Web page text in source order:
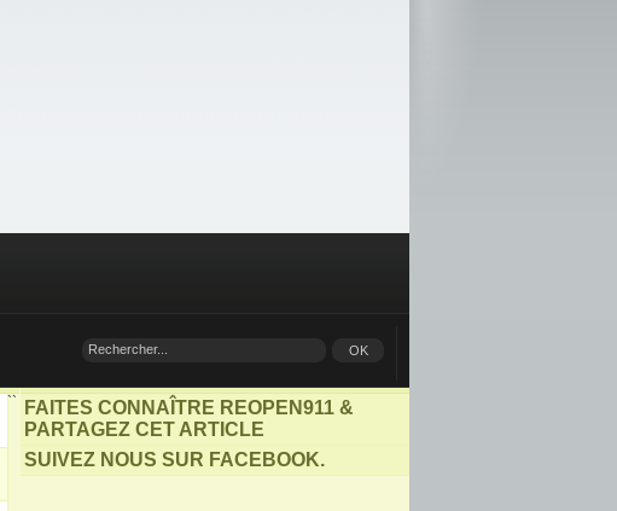
``
FAITES CONNAÎTRE REOPEN911 &
PARTAGEZ CET ARTICLE
SUIVEZ NOUS SUR FACEBOOK.